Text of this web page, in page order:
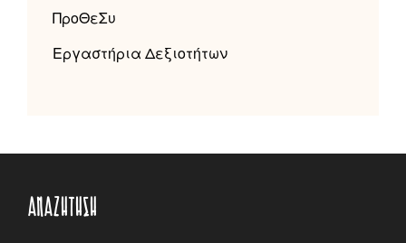
ΠροΘεΣυ
Εργαστήρια Δεξιοτήτων
ΑΝΑΖΉΤΗΣΗ